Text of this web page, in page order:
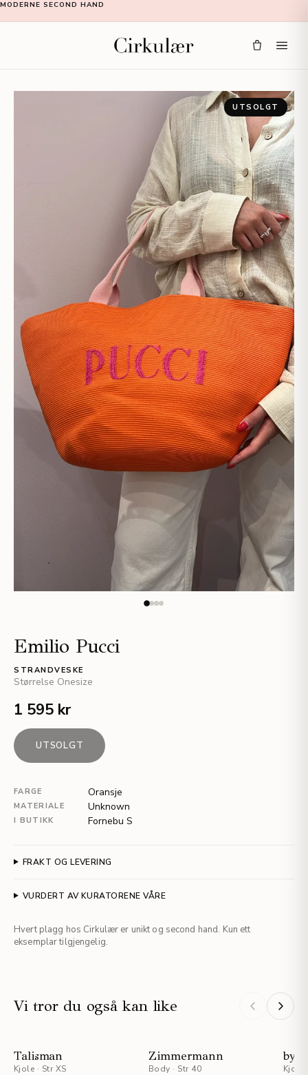
MODERNE SECOND HAND
UTSOLGT
Emilio Pucci
STRANDVESKE
Størrelse Onesize
1 595 kr
UTSOLGT
FARGE Oransje
MATERIALE Unknown
I BUTIKK Fornebu S
FRAKT OG LEVERING
VURDERT AV KURATORENE VÅRE
Hvert plagg hos Cirkulær er unikt og second hand. Kun ett
eksemplar tilgjengelig.
Vi tror du også kan like
Talisman
Kjole · Str XS
Zimmermann
Body · Str 40
by
Kjole